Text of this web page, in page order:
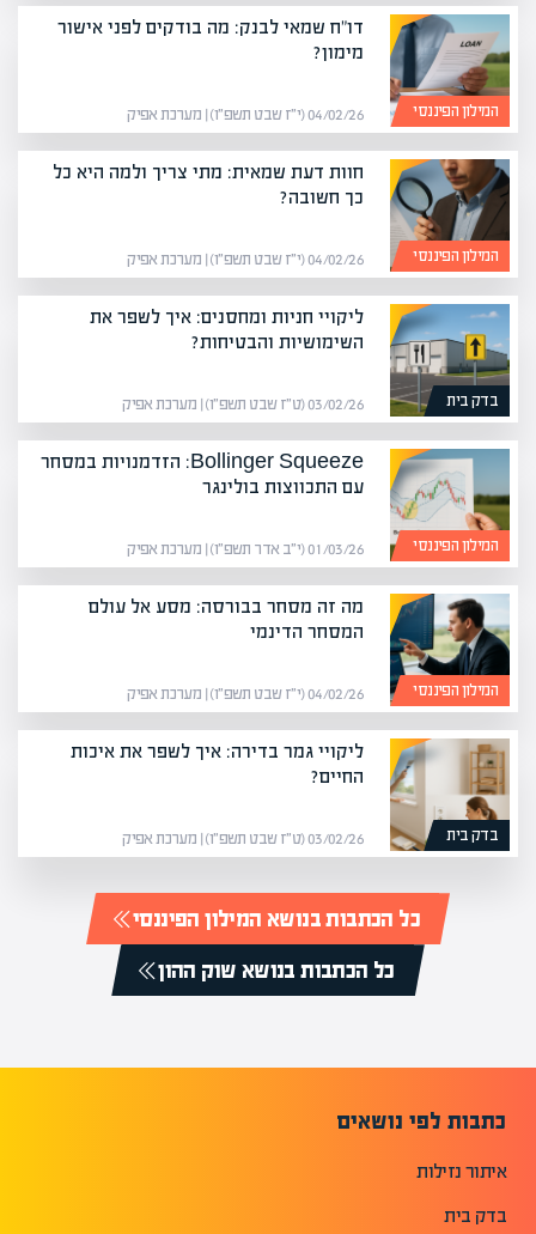
המילון הפיננסי
דו"ח שמאי לבנק: מה בודקים לפני אישור
מימון?
04/02/26 (י״ז שבט תשפ״ו) | מערכת אפיק
המילון הפיננסי
חוות דעת שמאית: מתי צריך ולמה היא כל
כך חשובה?
04/02/26 (י״ז שבט תשפ״ו) | מערכת אפיק
בדק בית
ליקויי חניות ומחסנים: איך לשפר את
השימושיות והבטיחות?
03/02/26 (ט״ז שבט תשפ״ו) | מערכת אפיק
המילון הפיננסי
Bollinger Squeeze: הזדמנויות במסחר
עם התכווצות בולינגר
01/03/26 (י״ב אדר תשפ״ו) | מערכת אפיק
המילון הפיננסי
מה זה מסחר בבורסה: מסע אל עולם
המסחר הדינמי
04/02/26 (י״ז שבט תשפ״ו) | מערכת אפיק
בדק בית
ליקויי גמר בדירה: איך לשפר את איכות
החיים?
03/02/26 (ט״ז שבט תשפ״ו) | מערכת אפיק
כל הכתבות בנושא המילון הפיננסי
כל הכתבות בנושא שוק ההון
כתבות לפי נושאים
איתור נזילות
בדק בית